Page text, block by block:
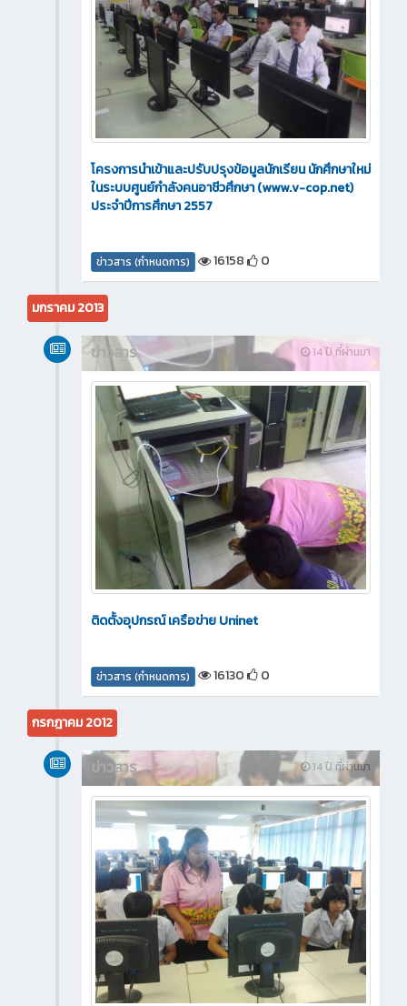
โครงการนำเข้าและปรับปรุงข้อมูลนักเรียน นักศึกษาใหม่
ในระบบศูนย์กำลังคนอาชีวศึกษา (www.v-cop.net)
ประจำปีการศึกษา 2557
ข่าวสาร (กำหนดการ) 16158 0
มกราคม 2013
14 ปี ที่ผ่านมา
ข่าวสาร
ติดตั้งอุปกรณ์ เครือข่าย Uninet
ข่าวสาร (กำหนดการ) 16130 0
กรกฎาคม 2012
14 ปี ที่ผ่านมา
ข่าวสาร